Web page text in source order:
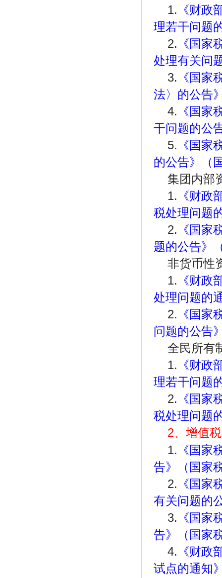
1. 《财政
理若干问题
2. 《国家
处理有关问
3. 《国家
法〉的公告
4. 《国家
干问题的公
5. 《国家
的公告》（
集团内部
1. 《财政
税处理问题
2. 《国家
题的公告》
非货币性
1. 《财政
处理问题的
2. 《国家
问题的公告
全民所有
1. 《财政
理若干问题
2. 《国家
税处理问题
2、增值税
1. 《国家
告》（国家
2. 《国家
有关问题的
3. 《国家
告》（国家
4. 《财政
试点的通知